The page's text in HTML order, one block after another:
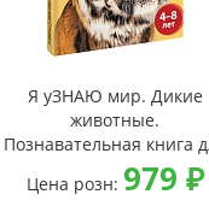
Я уЗНАЮ мир. Дикие
животные.
Познавательная книга
детей 4-8 лет
Цена розн: 979 ₽